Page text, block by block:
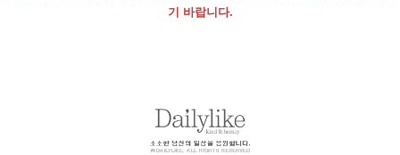
기 바랍니다.